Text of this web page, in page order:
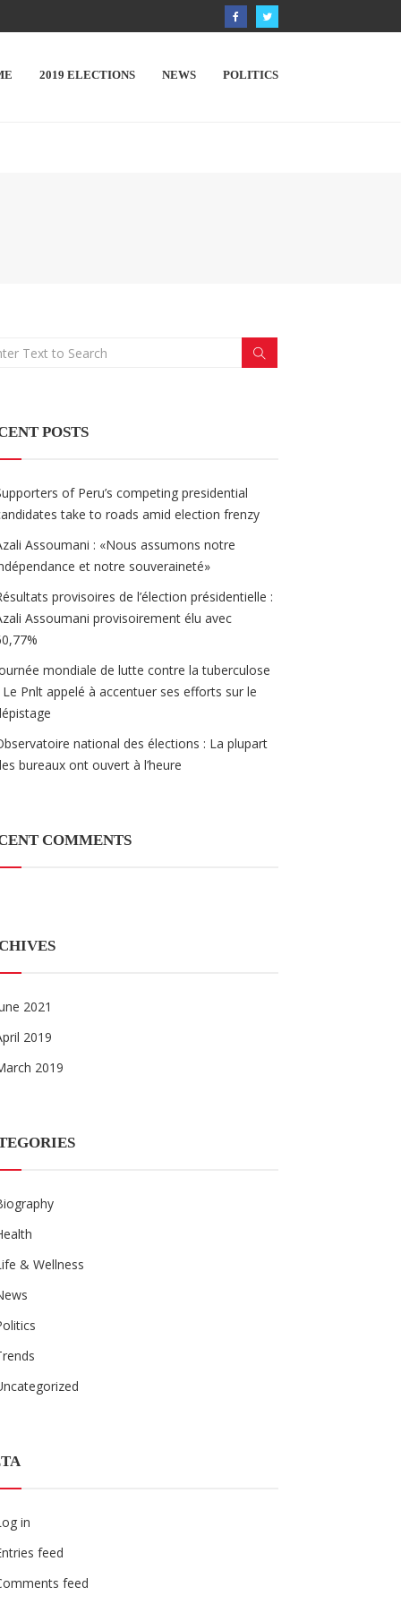
2019 ELECTIONS NEWS POLITICS
POSTS
of Peru’s competing presidential
take to roads amid election frenzy
Assoumani : «Nous assumons notre
et notre souveraineté»
provisoires de l’élection présidentielle :
Assoumani provisoirement élu avec
mondiale de lutte contre la tuberculose
Pnlt appelé à accentuer ses efforts sur le
national des élections : La plupart
bureaux ont ouvert à l’heure
COMMENTS
2021
2019
2019
& Wellness
in
feed
feed